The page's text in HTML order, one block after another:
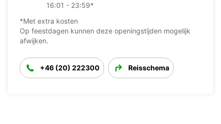
16:01 - 23:59*
*Met extra kosten
Op feestdagen kunnen deze openingstijden mogelijk
afwijken.
+46 (20) 222300 Reisschema